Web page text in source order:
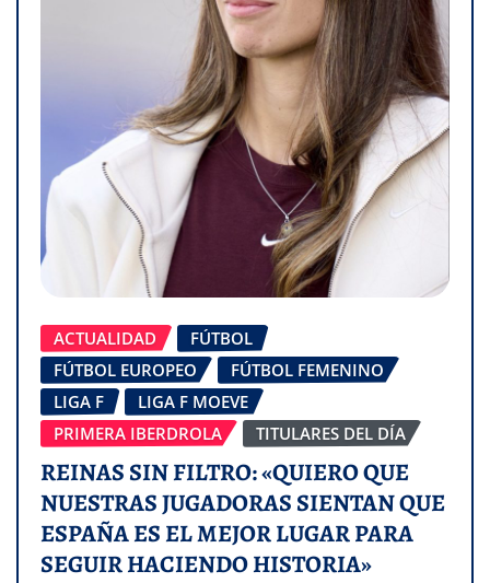
ACTUALIDAD
FÚTBOL
FÚTBOL EUROPEO
FÚTBOL FEMENINO
LIGA F
LIGA F MOEVE
PRIMERA IBERDROLA
TITULARES DEL DÍA
REINAS SIN FILTRO: «QUIERO QUE
NUESTRAS JUGADORAS SIENTAN QUE
ESPAÑA ES EL MEJOR LUGAR PARA
SEGUIR HACIENDO HISTORIA»